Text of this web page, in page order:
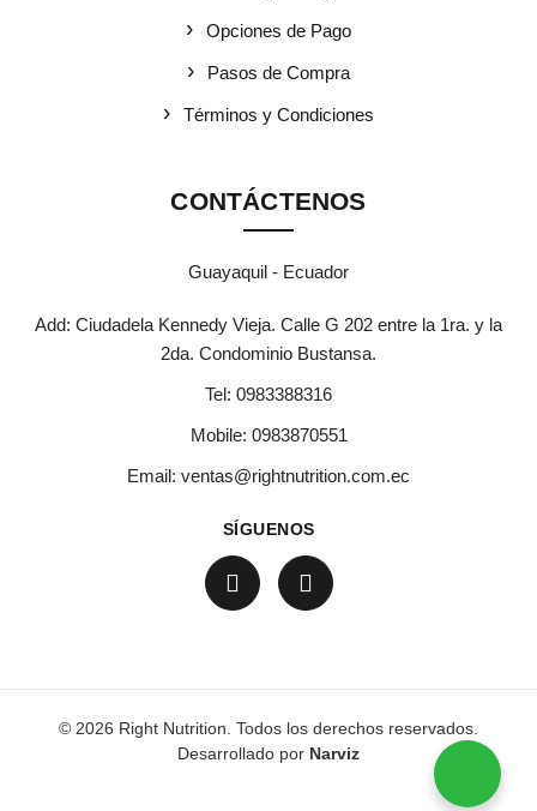
Opciones de Pago
Pasos de Compra
Términos y Condiciones
CONTÁCTENOS
Guayaquil - Ecuador
Add: Ciudadela Kennedy Vieja. Calle G 202 entre la 1ra. y la
2da. Condominio Bustansa.
Tel: 0983388316
Mobile: 0983870551
Email: ventas@rightnutrition.com.ec
SÍGUENOS
© 2026 Right Nutrition. Todos los derechos reservados.
Desarrollado por Narviz